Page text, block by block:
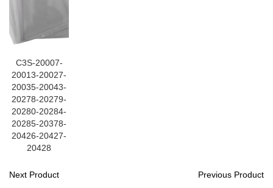
C3S-20007-
20013-20027-
20035-20043-
20278-20279-
20280-20284-
20285-20378-
20426-20427-
20428
Next Product Previous Product